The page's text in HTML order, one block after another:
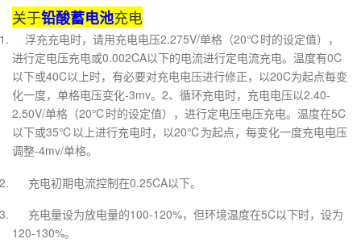
关于铅酸蓄电池充电
浮充充电时，请用充电电压2.275V/单格（20℃时的设定值），
进行定电压充电或0.002CA以下的电流进行定电流充电。温度有0C
以下或40C以上时，有必要对充电电压进行修正，以20C为起点每变
化一度，单格电压变化-3mv。2、循环充电时，充电电压以2.40-
2.50V/单格（20℃时的设定值），进行定电压电压充电。温度在5C
以下或35℃以上进行充电时，以20℃为起点，每变化一度充电电压
调整-4mv/单格。
充电初期电流控制在0.25CA以下。
充电量设为放电量的100-120%，但环境温度在5C以下时，设为
120-130%。